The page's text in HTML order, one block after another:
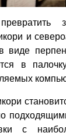
и
виде
в
с